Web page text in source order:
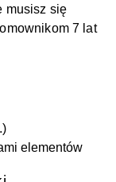
musisz się
7 lat
elementów